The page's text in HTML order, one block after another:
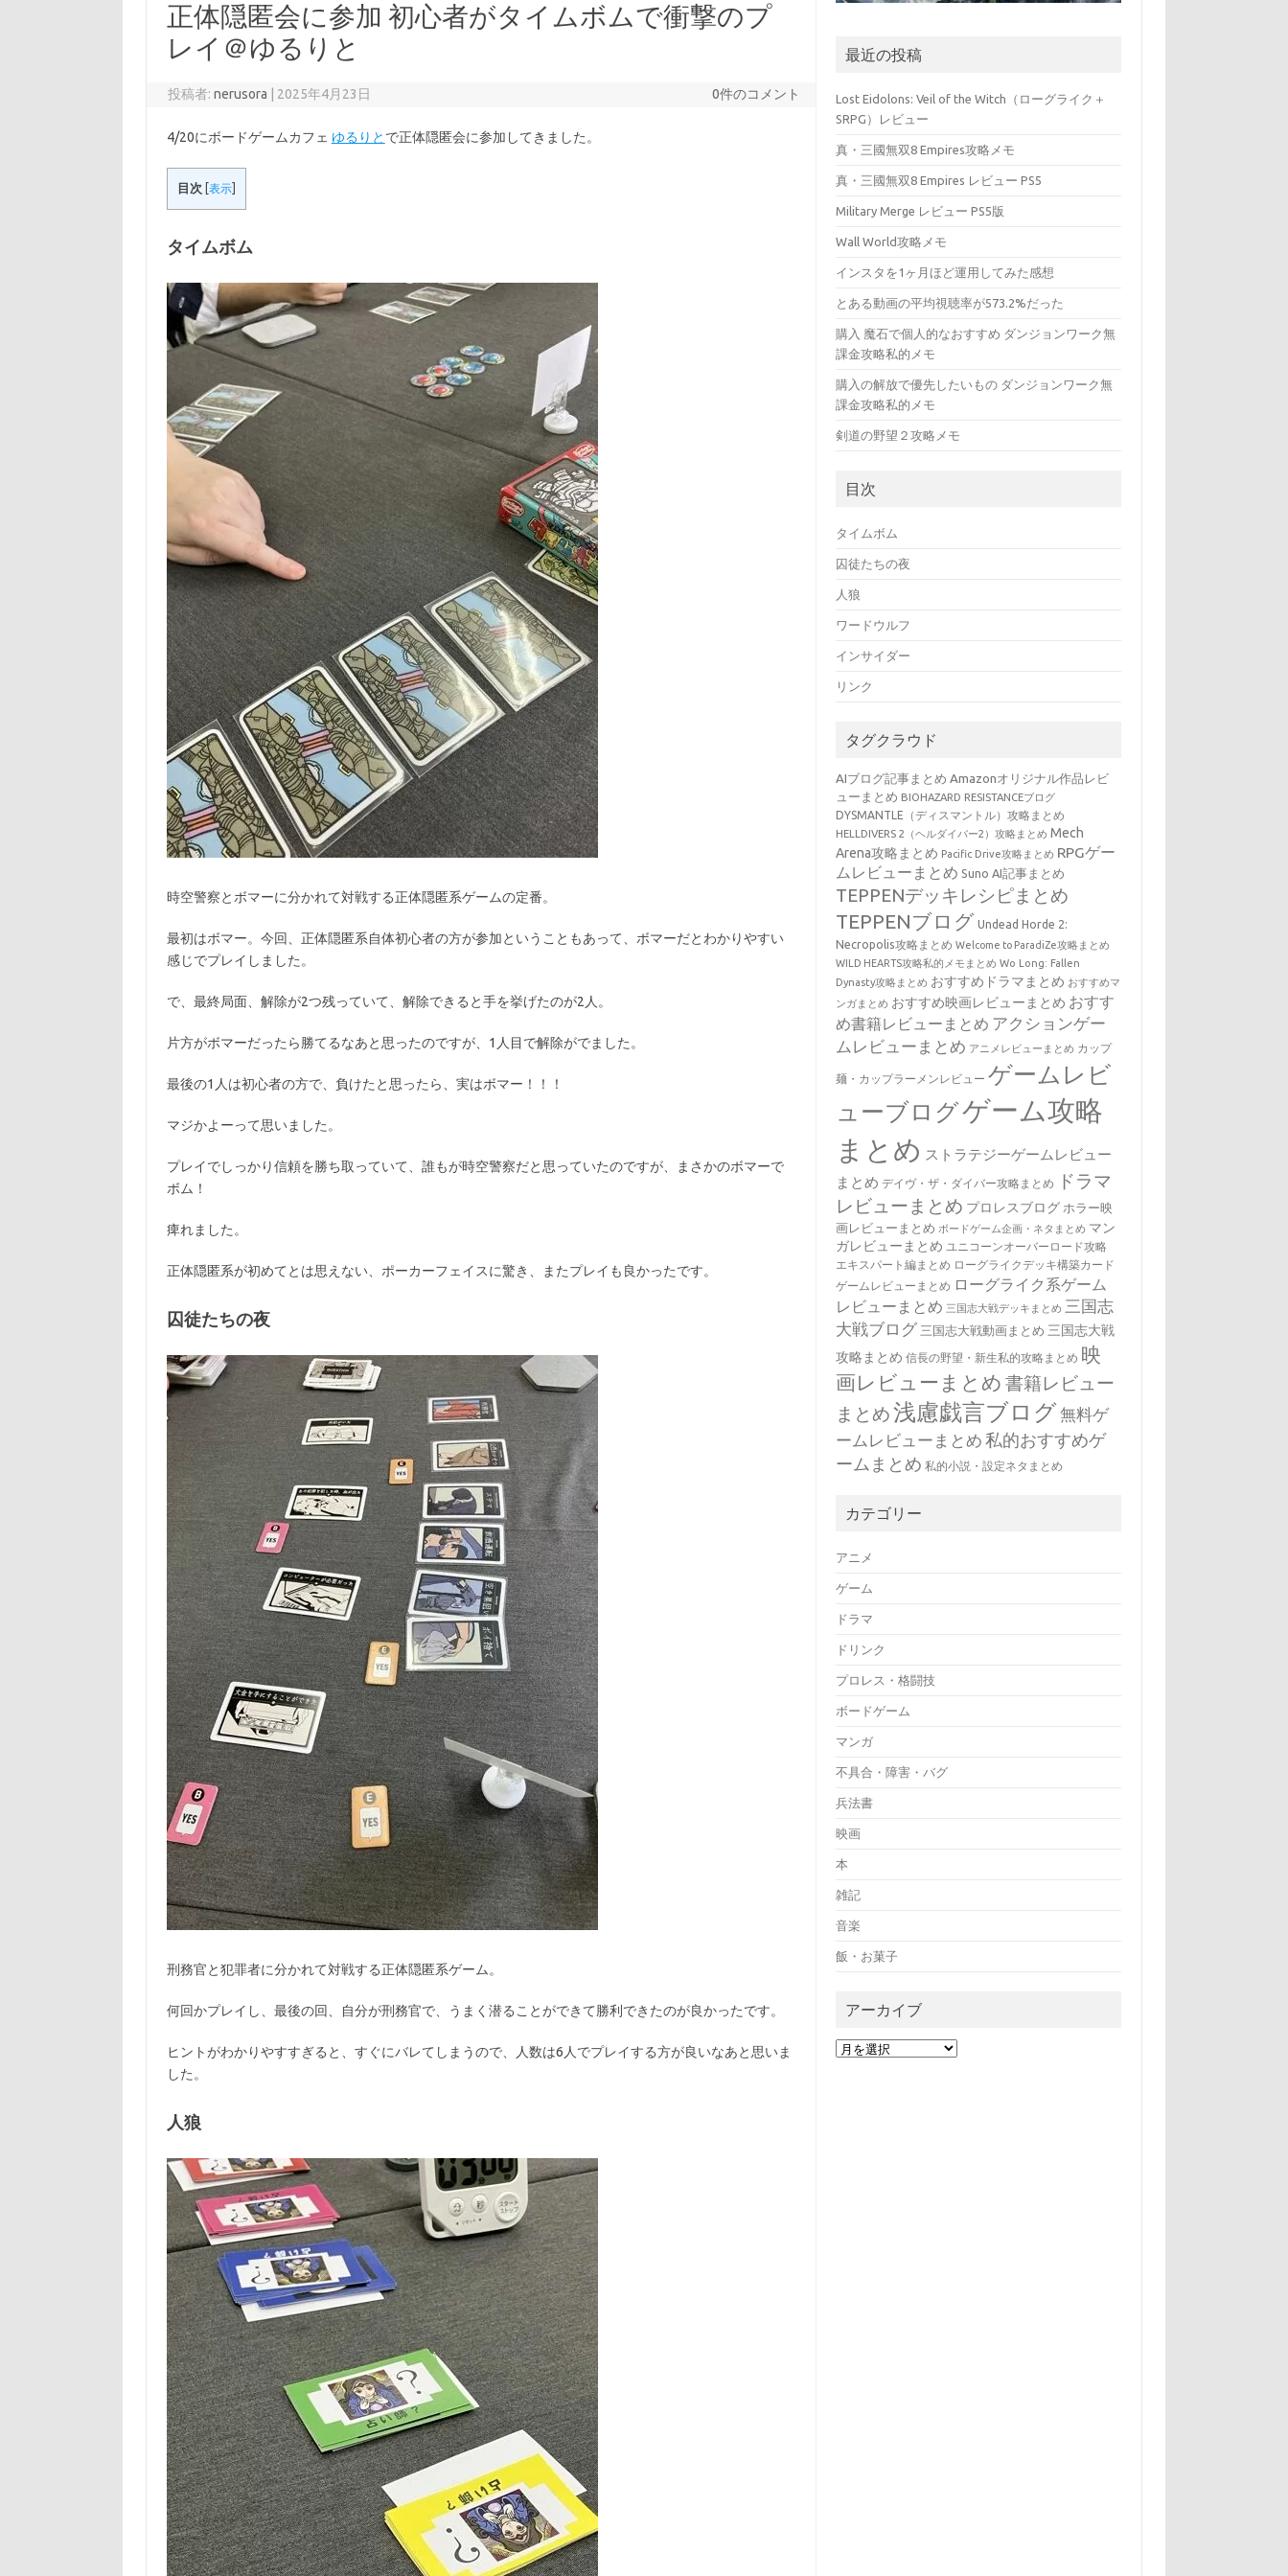
正体隠匿会に参加 初心者がタイムボムで衝撃のプ
レイ＠ゆるりと
投稿者:nerusora 2025年4月23日 0件のコメント
4/20にボードゲームカフェ ゆるりと で正体隠匿会に参加してきました。
目次 [表示]
タイムボム
時空警察とボマーに分かれて対戦する正体隠匿系ゲームの定番。
最初はボマー。今回、正体隠匿系自体初心者の方が参加ということもあって、ボマーだとわかりやすい
感じでプレイしました。
で、最終局面、解除が2つ残っていて、解除できると手を挙げたのが2人。
片方がボマーだったら勝てるなあと思ったのですが、1人目で解除がでました。
最後の1人は初心者の方で、負けたと思ったら、実はボマー！！！
マジかよーって思いました。
プレイでしっかり信頼を勝ち取っていて、誰もが時空警察だと思っていたのですが、まさかのボマーで
ボム！
痺れました。
正体隠匿系が初めてとは思えない、ポーカーフェイスに驚き、またプレイも良かったです。
囚徒たちの夜
刑務官と犯罪者に分かれて対戦する正体隠匿系ゲーム。
何回かプレイし、最後の回、自分が刑務官で、うまく潜ることができて勝利できたのが良かったです。
ヒントがわかりやすすぎると、すぐにバレてしまうので、人数は6人でプレイする方が良いなあと思いま
した。
人狼
最近の投稿
Lost Eidolons: Veil of the Witch（ローグライク＋
SRPG）レビュー
真・三國無双8 Empires攻略メモ
真・三國無双8 Empires レビュー PS5
Military Merge レビュー PS5版
Wall World攻略メモ
インスタを1ヶ月ほど運用してみた感想
とある動画の平均視聴率が573.2%だった
購入 魔石で個人的なおすすめ ダンジョンワーク無
課金攻略私的メモ
購入の解放で優先したいもの ダンジョンワーク無
課金攻略私的メモ
剣道の野望２攻略メモ
目次
タイムボム
囚徒たちの夜
人狼
ワードウルフ
インサイダー
リンク
タグクラウド
AIブログ記事まとめ Amazonオリジナル作品レビ
ューまとめ BIOHAZARD RESISTANCEブログ
DYSMANTLE（ディスマントル）攻略まとめ
HELLDIVERS 2（ヘルダイバー2）攻略まとめ Mech
Arena攻略まとめ Pacific Drive攻略まとめ RPGゲー
ムレビューまとめ Suno AI記事まとめ
TEPPENデッキレシピまとめ
TEPPENブログ Undead Horde 2:
Necropolis攻略まとめ Welcome to ParadiZe攻略まとめ
WILD HEARTS攻略私的メモまとめ Wo Long: Fallen
Dynasty攻略まとめ おすすめドラマまとめ おすすめマ
ンガまとめ おすすめ映画レビューまとめ おすす
め書籍レビューまとめ アクションゲー
ムレビューまとめ アニメレビューまとめ カップ
麺・カップラーメンレビュー ゲームレビ
ューブログゲーム攻略
まとめ ストラテジーゲームレビュー
まとめ デイヴ・ザ・ダイバー攻略まとめ
ドラマ
レビューまとめ プロレスブログ ホラー映
画レビューまとめ ボードゲーム企画・ネタまとめ マン
ガレビューまとめ ユニコーンオーバーロード攻略
エキスパート編まとめ ローグライクデッキ構築カード
ゲームレビューまとめ ローグライク系ゲーム
レビューまとめ 三国志大戦デッキまとめ 三国志
大戦ブログ 三国志大戦動画まとめ 三国志大戦
攻略まとめ 信長の野望・新生私的攻略まとめ 映
画レビューまとめ 書籍レビュー
まとめ浅慮戯言ブログ無料ゲ
ームレビューまとめ 私的おすすめゲ
ームまとめ 私的小説・設定ネタまとめ
カテゴリー
アニメ
ゲーム
ドラマ
ドリンク
プロレス・格闘技
ボードゲーム
マンガ
不具合・障害・バグ
兵法書
映画
本
雑記
音楽
飯・お菓子
アーカイブ
ア